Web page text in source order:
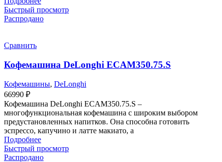
Быстрый просмотр
Распродано
Сравнить
Кофемашина DeLonghi ECAM350.75.S
Кофемашины, DeLonghi
66990 ₽
Кофемашина DeLonghi ECAM350.75.S –
многофункциональная кофемашина с широким выбором
предустановленных напитков. Она способна готовить
эспрессо, капучино и латте макиато, а
Подробнее
Быстрый просмотр
Распродано